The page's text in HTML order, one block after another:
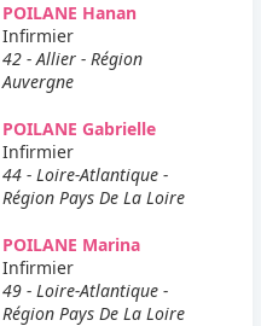
POILANE Hanan
Infirmier
42 - Allier - Région
Auvergne
POILANE Gabrielle
Infirmier
44 - Loire-Atlantique -
Région Pays De La Loire
POILANE Marina
Infirmier
49 - Loire-Atlantique -
Région Pays De La Loire